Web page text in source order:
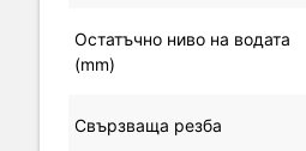
Остатъчно ниво на водата
(mm)
Свързваща резба